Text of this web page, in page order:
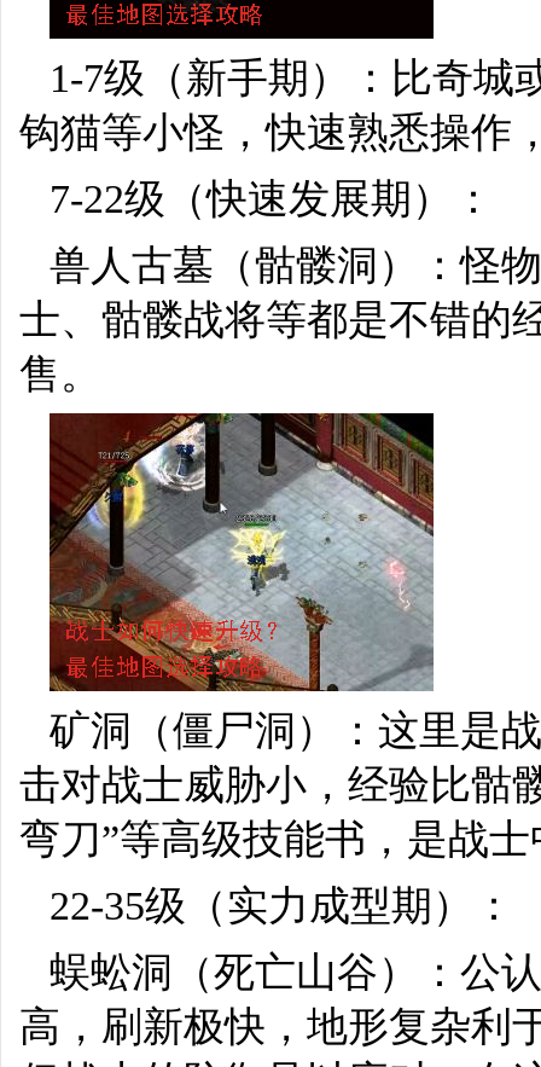
1-7级（新手期）：比奇城
钩猫等小怪，快速熟悉操作
7-22级（快速发展期）：
兽人古墓（骷髅洞）：怪
士、骷髅战将等都是不错的
售。
矿洞（僵尸洞）：这里是
击对战士威胁小，经验比骷
弯刀”等高级技能书，是战
22-35级（实力成型期）：
蜈蚣洞（死亡山谷）：公
高，刷新极快，地形复杂利